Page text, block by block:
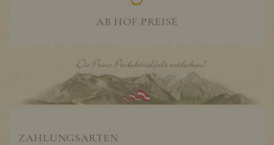
AB HOF PREISE
ZAHLUNGSARTEN